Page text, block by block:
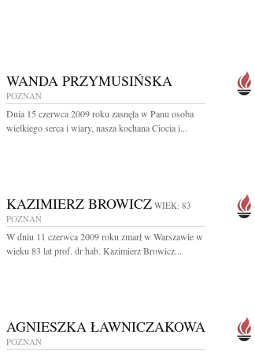
WANDA PRZYMUSIŃSKA
POZNAŃ
Dnia 15 czerwca 2009 roku zasnęła w Panu osoba
wielkiego serca i wiary, nasza kochana Ciocia i...
KAZIMIERZ BROWICZ WIEK: 83
POZNAŃ
W dniu 11 czerwca 2009 roku zmarł w Warszawie w
wieku 83 lat prof. dr hab. Kazimierz Browicz...
AGNIESZKA ŁAWNICZAKOWA
POZNAŃ